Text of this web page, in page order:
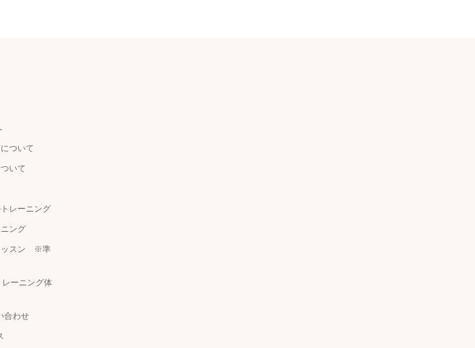
ついて
いて
レーニング
ング
ッスン ※準
ーニング体
合わせ